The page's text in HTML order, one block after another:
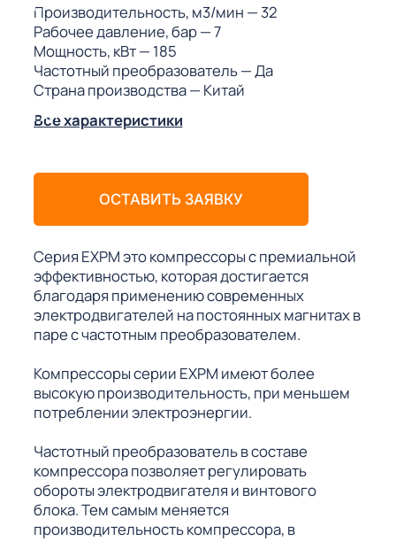
Производительность, м3/мин — 32
Рабочее давление, бар— 7
Мощность, кВт— 185
Частотный преобразователь— Да
Страна производства— Китай
Все характеристики
ОСТАВИТЬ ЗАЯВКУ
Серия EXPM это компрессоры с премиальной
эффективностью, которая достигается
благодаря применению современных
электродвигателей на постоянных магнитах в
паре с частотным преобразователем.
Компрессоры серии EXPM имеют более
высокую производительность, при меньшем
потреблении электроэнергии.
Частотный преобразователь в составе
компрессора позволяет регулировать
обороты электродвигателя и винтового
блока. Тем самым меняется
производительность компрессора, в
(МКС)
АИ